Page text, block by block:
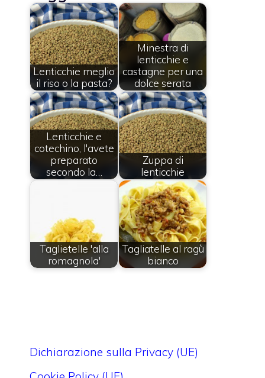
Lenticchie meglio
il riso o la pasta?
Minestra di
lenticchie e
castagne per una
dolce serata
Lenticchie e
cotechino, l'avete
preparato
secondo la…
Zuppa di
lenticchie
Taglietelle 'alla
romagnola'
Tagliatelle al ragù
bianco
Dichiarazione sulla Privacy (UE)